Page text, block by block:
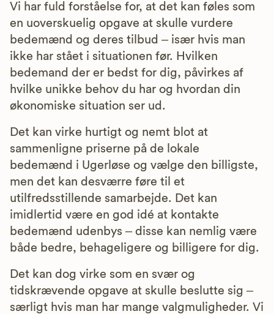
Vi har fuld forståelse for, at det kan føles som
en uoverskuelig opgave at skulle vurdere
bedemænd og deres tilbud – især hvis man
ikke har stået i situationen før. Hvilken
bedemand der er bedst for dig, påvirkes af
hvilke unikke behov du har og hvordan din
økonomiske situation ser ud.
Det kan virke hurtigt og nemt blot at
sammenligne priserne på de lokale
bedemænd i Ugerløse og vælge den billigste,
men det kan desværre føre til et
utilfredsstillende samarbejde. Det kan
imidlertid være en god idé at kontakte
bedemænd udenbys – disse kan nemlig være
både bedre, behageligere og billigere for dig.
Det kan dog virke som en svær og
tidskrævende opgave at skulle beslutte sig –
særligt hvis man har mange valgmuligheder. Vi